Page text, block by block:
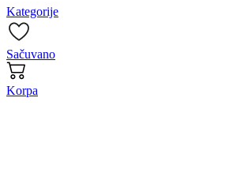
Kategorije
Sačuvano
Korpa